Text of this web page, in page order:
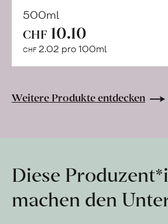
500ml
CHF 10.10
CHF 2.02 pro 100ml
Warenkorb
Weitere Produkte entdecken
Diese
machen den